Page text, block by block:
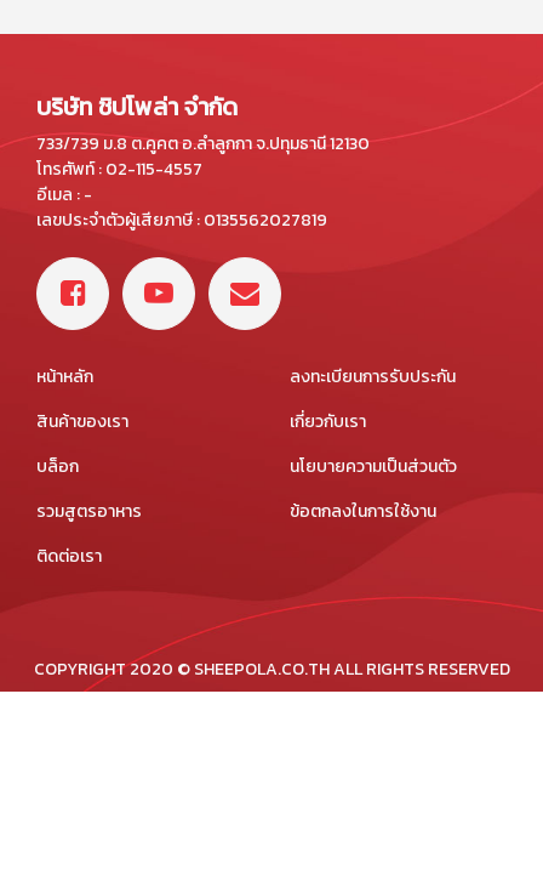
บริษัท ชิปโพล่า จำกัด
733/739 ม.8 ต.คูคต อ.ลำลูกกา จ.ปทุมธานี 12130
โทรศัพท์ : 02-115-4557
อีเมล : -
เลขประจำตัวผู้เสียภาษี : 0135562027819
หน้าหลัก
สินค้าของเรา
บล็อก
รวมสูตรอาหาร
ติดต่อเรา
ลงทะเบียนการรับประกัน
เกี่ยวกับเรา
นโยบายความเป็นส่วนตัว
ข้อตกลงในการใช้งาน
COPYRIGHT 2020 © SHEEPOLA.CO.TH ALL RIGHTS RESERVED